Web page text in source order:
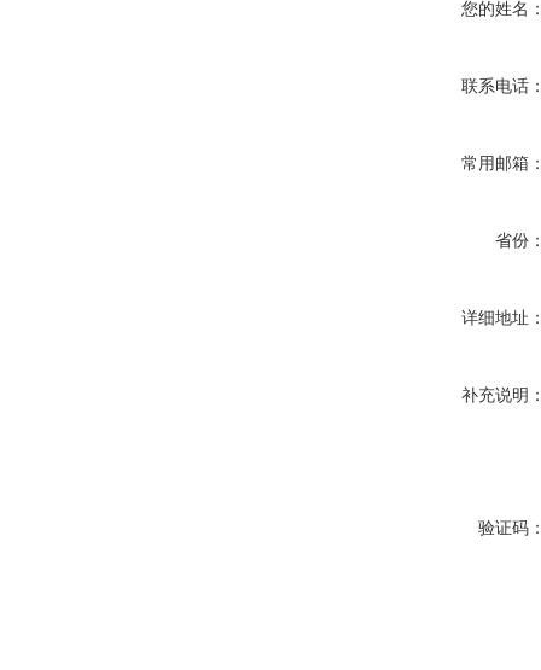
您的姓名
联系电话
常用邮箱
省份
详细地址
补充说明
验证码